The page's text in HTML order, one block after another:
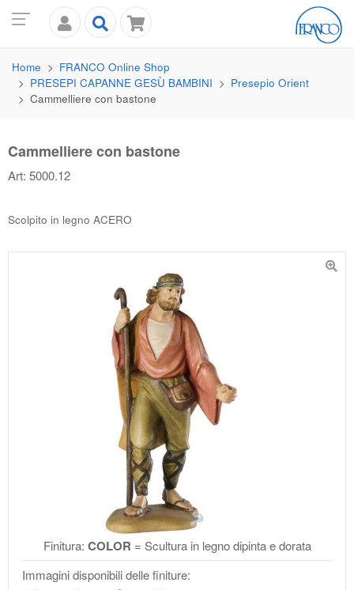
Home FRANCO Online Shop
PRESEPI CAPANNE GESÙ BAMBINI
Presepio Orient
Cammelliere con bastone
Cammelliere con bastone
Art: 5000.12
Scolpito in legno ACERO
Finitura: COLOR = Scultura in legno dipinta e dorata
Immagini disponibili delle finiture: